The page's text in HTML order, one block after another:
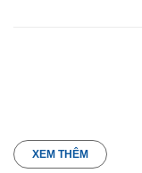
XEM THÊM